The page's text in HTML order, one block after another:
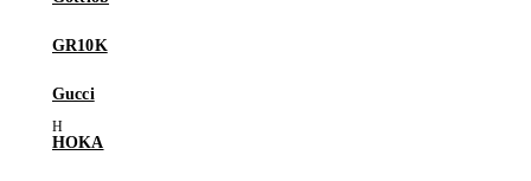
GR10K
Gucci
HOKA